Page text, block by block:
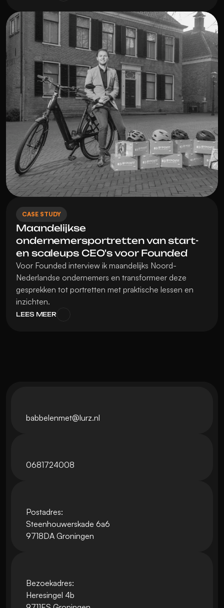
CASE STUDY
Maandelijkse
ondernemersportretten van start-
en scaleups CEO's voor Founded
Voor Founded interview ik maandelijks Noord-
Nederlandse ondernemers en transformeer deze
gesprekken tot portretten met praktische lessen en
inzichten.
LEES MEER
babbelenmet@lurz.nl
0681724008
Postadres:
Steenhouwerskade 6a6
9718DA Groningen
Bezoekadres:
Heresingel 4b